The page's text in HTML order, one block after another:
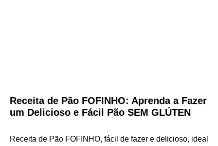
Receita de Pão FOFINHO: Aprenda a Fazer
um Delicioso e Fácil Pão SEM GLÚTEN
Receita de Pão FOFINHO, fácil de fazer e delicioso, ideal